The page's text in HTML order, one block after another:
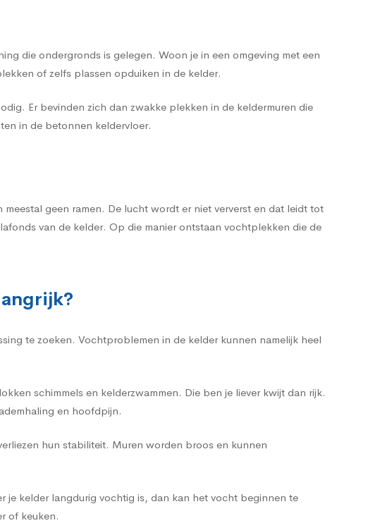
die ondergronds is gelegen. Woon je in een omgeving met een
of zelfs plassen opduiken in de kelder.
Er bevinden zich dan zwakke plekken in de keldermuren die
in de betonnen keldervloer.
geen ramen. De lucht wordt er niet ververst en dat leidt tot
van de kelder. Op die manier ontstaan vochtplekken die de
te zoeken. Vochtproblemen in de kelder kunnen namelijk heel
schimmels en kelderzwammen. Die ben je liever kwijt dan rijk.
en hoofdpijn.
hun stabiliteit. Muren worden broos en kunnen
kelder langdurig vochtig is, dan kan het vocht beginnen te
of keuken.